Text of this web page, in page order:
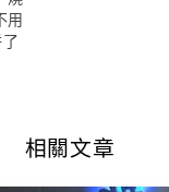
用
相關文章